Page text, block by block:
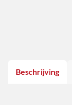
Beschrijving